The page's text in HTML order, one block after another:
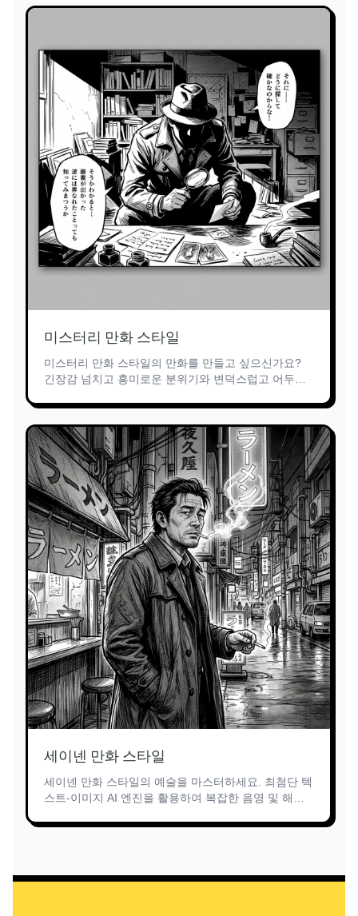
미스터리 만화 스타일
미스터리 만화 스타일의 만화를 만들고 싶으신가요?
긴장감 넘치고 흥미로운 분위기와 변덕스럽고 어두운
불어넣습니다. 그림 기술이 필요하지 않습니다!
세이넨 만화 스타일
세이넨 만화 스타일의 예술을 마스터하세요. 최첨단 텍
스트-이미지 AI 엔진을 활용하여 복잡한 음영 및 해칭